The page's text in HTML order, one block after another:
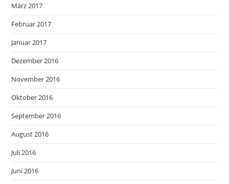
März 2017
Februar 2017
Januar 2017
Dezember 2016
November 2016
Oktober 2016
September 2016
August 2016
Juli 2016
Juni 2016